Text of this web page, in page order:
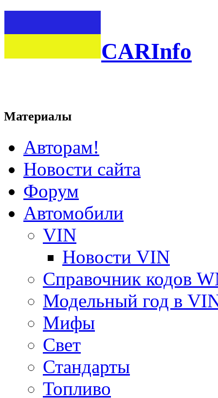
CARInfo
Материалы
Авторам!
Новости сайта
Форум
Автомобили
VIN
Новости VIN
Справочник кодов
Модельный год в
Мифы
Свет
Стандарты
Топливо